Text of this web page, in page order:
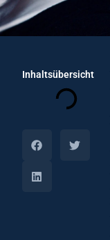
Inhaltsübersicht